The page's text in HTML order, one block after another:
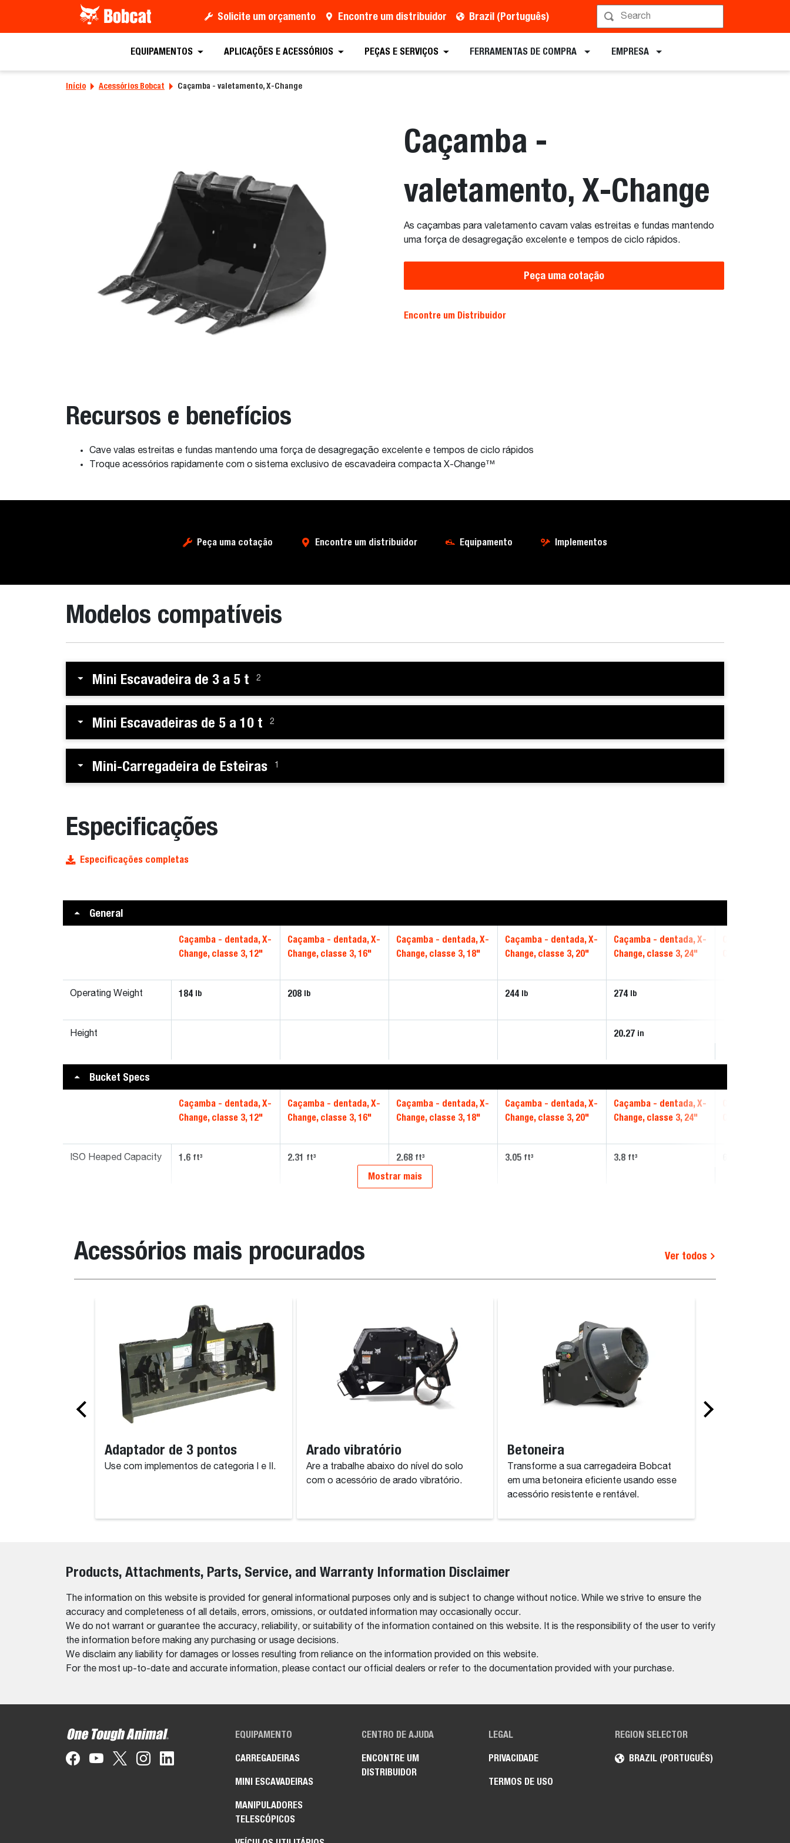
Solicite um orçamento Encontre um distribuidor Brazil (Português)
EQUIPAMENTOS APLICAÇÕES E ACESSÓRIOS PEÇAS E SERVIÇOS FERRAMENTAS DE COMPRA EMPRESA
Início Acessórios Bobcat Caçamba - valetamento, X-Change
Caçamba -
valetamento, X-Change
As caçambas para valetamento cavam valas estreitas e fundas mantendo
uma força de desagregação excelente e tempos de ciclo rápidos.
Peça uma cotação
Encontre um Distribuidor
Recursos e benefícios
Cave valas estreitas e fundas mantendo uma força de desagregação excelente e tempos de ciclo rápidos
Troque acessórios rapidamente com o sistema exclusivo de escavadeira compacta X-Change™
Peça uma cotação Encontre um distribuidor Equipamento Implementos
Peça uma cotação Encontre um distribuidor Equipamento Implementos
Modelos compatíveis
Mini Escavadeira de 3 a 5 t 2
Mini Escavadeiras de 5 a 10 t 2
Mini-Carregadeira de Esteiras 1
Especificações
Especificações completas
General
Caçamba - dentada, X-
Change, classe 3, 12"
Caçamba - dentada, X-
Change, classe 3, 16"
Caçamba - dentada, X-
Change, classe 3, 18"
Caçamba - dentada, X-
Change, classe 3, 20"
Caçamba - dentada, X-
Change, classe 3, 24"
Operating Weight 184 lb 208 lb 244 lb 274 lb
Height 20.27 in
Bucket Specs
Caçamba - dentada, X-
Change, classe 3, 12"
Caçamba - dentada, X-
Change, classe 3, 16"
Caçamba - dentada, X-
Change, classe 3, 18"
Caçamba - dentada, X-
Change, classe 3, 20"
Caçamba - dentada, X-
Change, classe 3, 24"
ISO Heaped Capacity 1.6 ft³ 2.31 ft³ 2.68 ft³ 3.05 ft³ 3.8 ft³
Mostrar mais
Acessórios mais procurados Ver todos
Adaptador de 3 pontos
Use com implementos de categoria I e II.
Arado vibratório
Are a trabalhe abaixo do nível do solo
com o acessório de arado vibratório.
Betoneira
Transforme a sua carregadeira Bobcat
em uma betoneira eficiente usando esse
acessório resistente e rentável.
Products, Attachments, Parts, Service, and Warranty Information Disclaimer
The information on this website is provided for general informational purposes only and is subject to change without notice. While we strive to ensure the
accuracy and completeness of all details, errors, omissions, or outdated information may occasionally occur.
We do not warrant or guarantee the accuracy, reliability, or suitability of the information contained on this website. It is the responsibility of the user to verify
the information before making any purchasing or usage decisions.
We disclaim any liability for damages or losses resulting from reliance on the information provided on this website.
For the most up-to-date and accurate information, please contact our official dealers or refer to the documentation provided with your purchase.
REGION SELECTOR
BRAZIL (PORTUGUÊS)
EQUIPAMENTO
CARREGADEIRAS
MINI ESCAVADEIRAS
MANIPULADORES
TELESCÓPICOS
CENTRO DE AJUDA
ENCONTRE UM
DISTRIBUIDOR
LEGAL
PRIVACIDADE
TERMOS DE USO